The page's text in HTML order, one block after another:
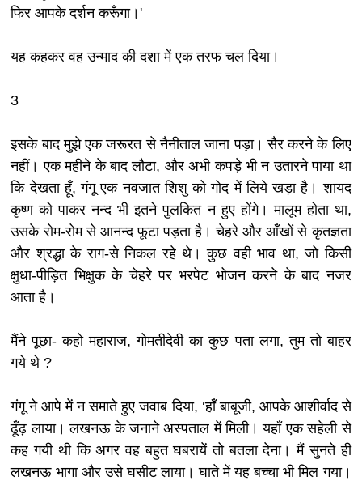
फिर आपके दर्शन करूँगा।'
यह कहकर वह उन्माद की दशा में एक तरफ चल दिया।
3
इसके बाद मुझे एक जरूरत से नैनीताल जाना पड़ा। सैर करने के लिए
नहीं। एक महीने के बाद लौटा, और अभी कपड़े भी न उतारने पाया था
कि देखता हूँ, गंगू एक नवजात शिशु को गोद में लिये खड़ा है। शायद
कृष्ण को पाकर नन्द भी इतने पुलकित न हुए होंगे। मालूम होता था,
उसके रोम-रोम से आनन्द फूटा पड़ता है। चेहरे और आँखों से कृतज्ञता
और श्रद्धा के राग-से निकल रहे थे। कुछ वही भाव था, जो किसी
क्षुधा-पीड़ित भिक्षुक के चेहरे पर भरपेट भोजन करने के बाद नजर
आता है।
मैंने पूछा- कहो महाराज, गोमतीदेवी का कुछ पता लगा, तुम तो बाहर
गये थे ?
गंगू ने आपे में न समाते हुए जवाब दिया, ‘हाँ बाबूजी, आपके आशीर्वाद से
ढूँढ़ लाया। लखनऊ के जनाने अस्पताल में मिली। यहाँ एक सहेली से
कह गयी थी कि अगर वह बहुत घबरायें तो बतला देना। मैं सुनते ही
लखनऊ भागा और उसे घसीट लाया। घाते में यह बच्चा भी मिल गया।